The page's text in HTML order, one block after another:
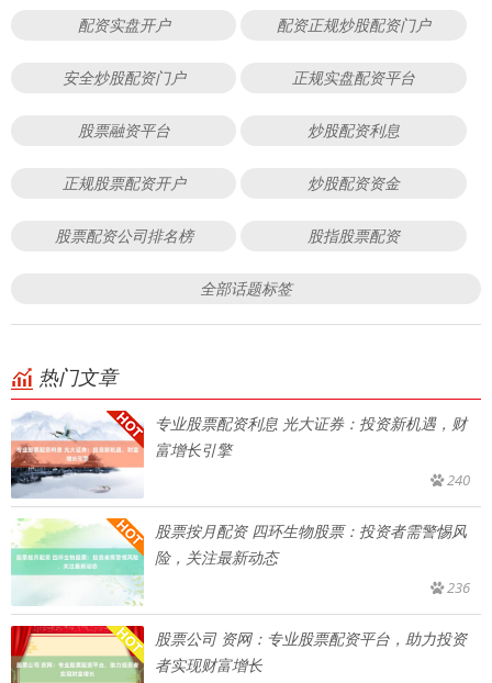
配资实盘开户 配资正规炒股配资门户
安全炒股配资门户 正规实盘配资平台
股票融资平台 炒股配资利息
正规股票配资开户 炒股配资资金
股票配资公司排名榜 股指股票配资
全部话题标签
热门文章
专业股票配资利息 光大证券：投资新机遇，财
富增长引擎
240
股票按月配资 四环生物股票：投资者需警惕风
险，关注最新动态
236
股票公司 资网：专业股票配资平台，助力投资
者实现财富增长